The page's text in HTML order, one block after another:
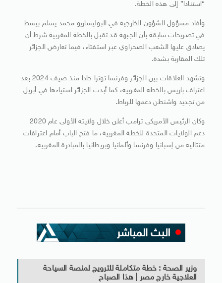
“استنادا” إلى هذه الخطة.
وأفاد مسؤول الشؤون الخارجية في البوليساريو محمد يسلم بيسط
في تصريحات سابقة بأن الجبهة قد تقبل بالخطة المغربية شرط أن
يصادق عليها الشعب الصحراوي عبر استفتاء، فيما تعارض الجزائر
تلك المقاربة بشدة.
وتشهد العلاقات بين الجزائر وفرنسا توترا حادا منذ صيف 2024 بعد
اعتراف باريس بالخطة المغربية، كما أبدت الجزائر استياءها في أبريل
من تجديد واشنطن دعمها للرباط.
وكان الرئيس الأمريكى ترامب أعلن خلال ولايته الأولى عام 2020
دعم الولايات المتحدة للخطة المغربية، ما فتح الباب أمام اعترافات
متتالية من إسبانيا وفرنسا وألمانيا وبريطانيا بالمبادرة المغربية.
وزير الصحة : خطة متكاملة للترويج لمنصة السياحة
العلاجية خارج مصر | هذا الصباح